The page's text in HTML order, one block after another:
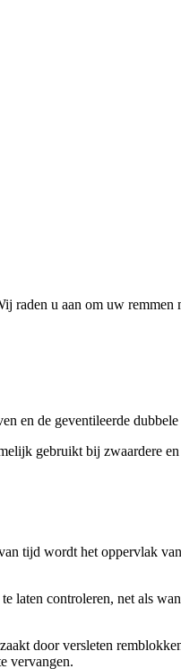
u aan om uw
en de geventileerde
gebruikt bij zwaardere
tijd wordt het oppervlak
laten controleren, net als
door versleten
vervangen.